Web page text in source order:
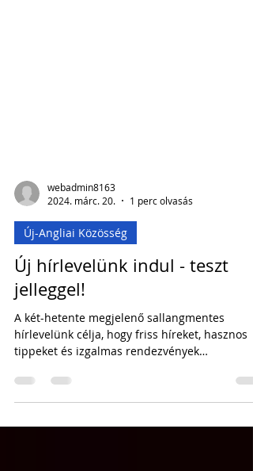
webadmin8163
2024. márc. 20.
Új-Angliai Közösség
Új hírlevelünk indul - teszt
jelleggel!
A két-hetente megjelenő sallangmentes
tippeket és izgalmas rendezvények
információit...